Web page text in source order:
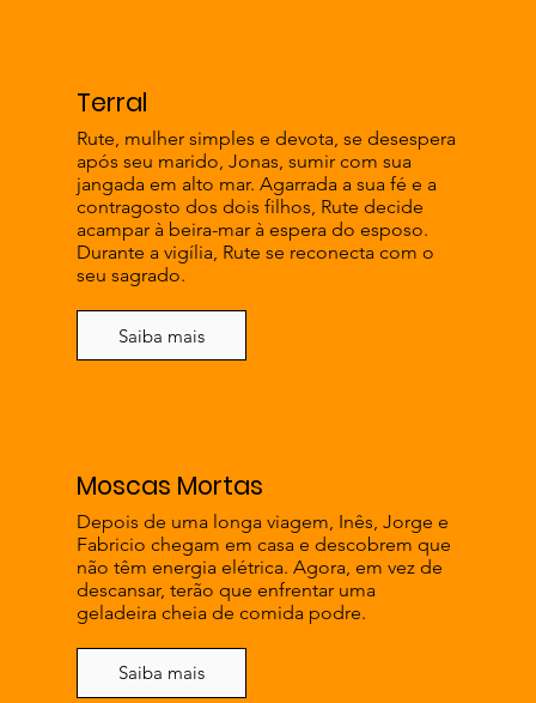
Terral
Rute, mulher simples e devota, se desespera
após seu marido, Jonas, sumir com sua
jangada em alto mar. Agarrada a sua fé e a
contragosto dos dois filhos, Rute decide
acampar à beira-mar à espera do esposo.
Durante a vigília, Rute se reconecta com o
seu sagrado.
Saiba mais
Moscas Mortas
Depois de uma longa viagem, Inês, Jorge e
Fabricio chegam em casa e descobrem que
não têm energia elétrica. Agora, em vez de
descansar, terão que enfrentar uma
geladeira cheia de comida podre.
Saiba mais